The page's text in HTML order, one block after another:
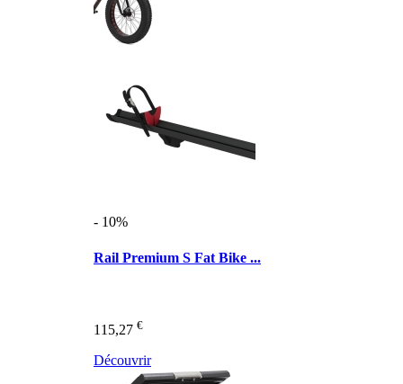
- 10%
Rail Premium S Fat Bike ...
115,27 €
Découvrir